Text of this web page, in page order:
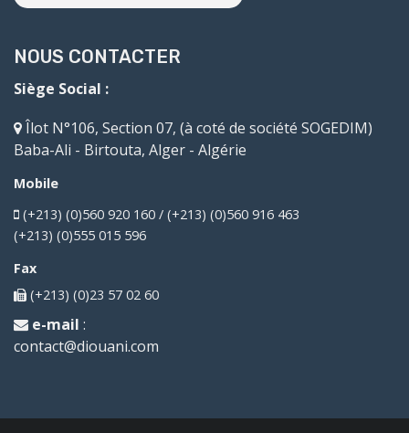
NOUS CONTACTER
Siège Social :
Îlot N°106, Section 07, (à coté de société SOGEDIM)
Baba-Ali - Birtouta, Alger - Algérie
Mobile
(+213) (0)560 920 160 / (+213) (0)560 916 463
(+213) (0)555 015 596
Fax
(+213) (0)23 57 02 60
e-mail :
contact@diouani.com